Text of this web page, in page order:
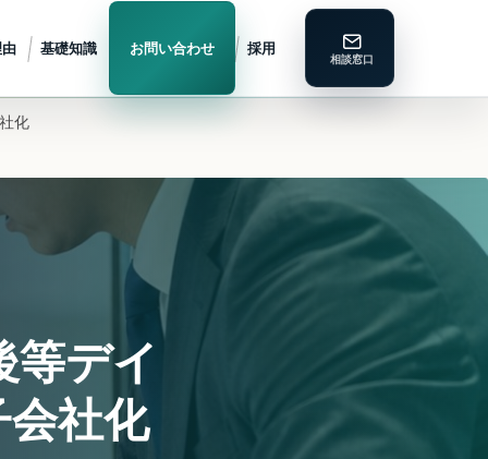
基礎知識 お問い合わせ 採用
化
デイ
社化